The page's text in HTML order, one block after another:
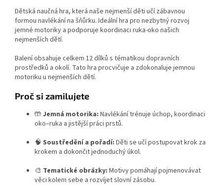
Dětská naučná hra, která naše nejmenší děti učí zábavnou
formou navlékání na šňůrku. Ideální hra pro nezbytný rozvoj
jemné motoriky a podporuje koordinaci ruka-oko našich
nejmenších dětí.
Balení obsahuje celkem 12 dílků s tématikou dopravních
prostředků a okolí. Tato hra procvičuje a zdokonaluje jemnou
motoriku u nejmenších dětí.
Proč si zamilujete
🤲 Jemná motorika: Navlékání trénuje úchop, koordinaci
oko–ruka a jistější práci prstů.
🧠 Soustředění a pořadí: Děti se učí postupovat krok za
krokem a dokončit jednoduchý úkol.
🎨 Tematické obrázky: Motivy pomáhají pojmenovávat
věci kolem sebe a rozvíjet slovní zásobu.